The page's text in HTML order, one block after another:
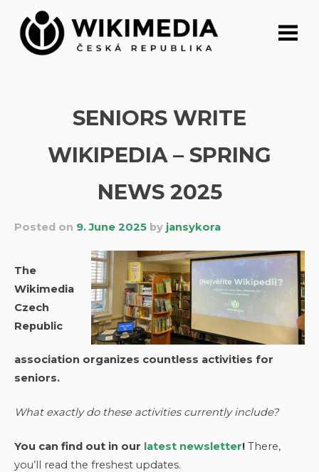
content
SENIORS WRITE
WIKIPEDIA – SPRING
NEWS 2025
Posted on 9. June 2025 by jansykora
The
Wikimedia
Czech
Republic
association organizes countless activities for
seniors.
What exactly do these activities currently include?
You can find out in our latest newsletter! There,
you’ll read the freshest updates.